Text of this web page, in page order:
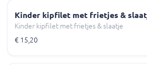
Kinder kipfilet met frietjes &
Kinder kipfilet met frietjes & slaatje
€ 15,20